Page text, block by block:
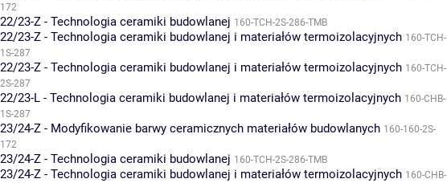
172
22/23-Z - Technologia ceramiki budowlanej 160-TCH-2S-286-TMB
22/23-Z - Technologia ceramiki budowlanej i materiałów termoizolacyjnych 160-TCH-
1S-287
22/23-Z - Technologia ceramiki budowlanej i materiałów termoizolacyjnych 160-TCH-
2S-287
22/23-L - Technologia ceramiki budowlanej i materiałów termoizolacyjnych 160-CHB-
1S-287
23/24-Z - Modyfikowanie barwy ceramicznych materiałów budowlanych 160-160-2S-
172
23/24-Z - Technologia ceramiki budowlanej 160-TCH-2S-286-TMB
23/24-Z - Technologia ceramiki budowlanej i materiałów termoizolacyjnych 160-CHB-